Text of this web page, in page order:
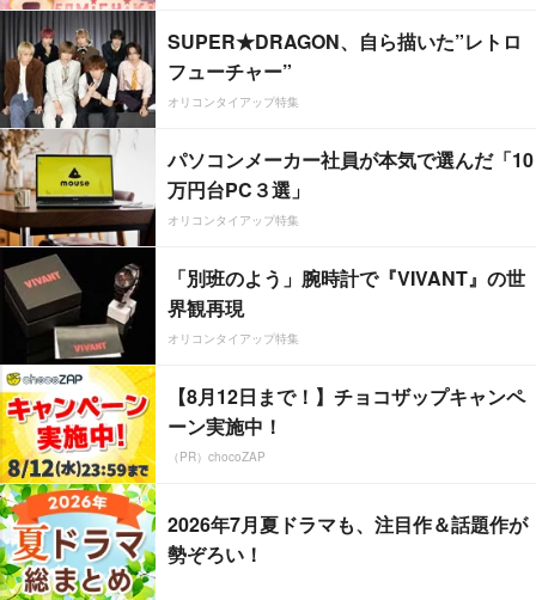
SUPER★DRAGON、自ら描いた”レトロ
フューチャー”
オリコンタイアップ特集
パソコンメーカー社員が本気で選んだ「10
万円台PC３選」
オリコンタイアップ特集
「別班のよう」腕時計で『VIVANT』の世
界観再現
オリコンタイアップ特集
【8月12日まで！】チョコザップキャンペ
ーン実施中！
（PR）chocoZAP
2026年7月夏ドラマも、注目作＆話題作が
勢ぞろい！